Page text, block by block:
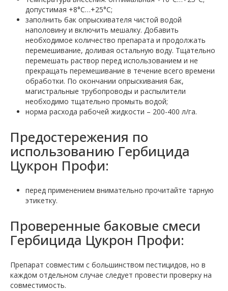
допустимая +8°С…+25°С;
заполнить бак опрыскивателя чистой водой
наполовину и включить мешалку. Добавить
необходимое количество препарата и продолжать
перемешивание, доливая остальную воду. Тщательно
перемешать раствор перед использованием и не
прекращать перемешивание в течение всего времени
обработки. По окончании опрыскивания бак,
магистральные трубопроводы и распылители
необходимо тщательно промыть водой;
норма расхода рабочей жидкости – 200-400 л/га.
Предостережения по
использованию Гербицида
Цукрон Профи:
перед применением внимательно прочитайте тарную
этикетку.
Проверенные баковые смеси
Гербицида Цукрон Профи:
Препарат совместим с большинством пестицидов, но в
каждом отдельном случае следует провести проверку на
совместимость.